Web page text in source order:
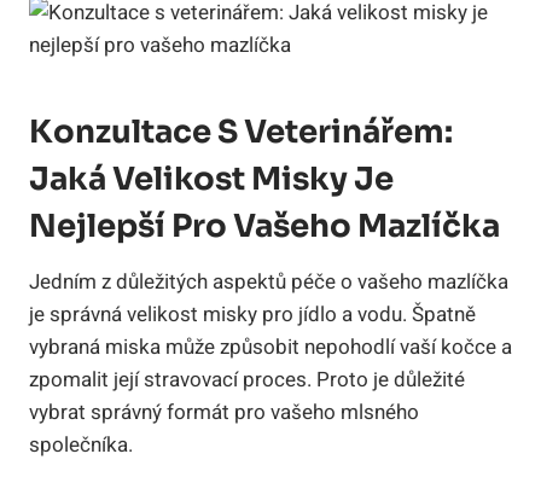
Konzultace S Veterinářem:
Jaká Velikost Misky Je
Nejlepší Pro Vašeho Mazlíčka
Jedním z důležitých aspektů péče o vašeho mazlíčka
je správná velikost misky pro jídlo a vodu. Špatně
vybraná miska může způsobit nepohodlí vaší kočce a
zpomalit její stravovací proces. Proto je důležité
vybrat správný formát pro vašeho mlsného
společníka.